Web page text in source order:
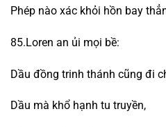
Phép nào xác khỏi hồn bay
85.Loren an ủi mọi bề:
Dầu đồng trinh thánh cũng đi
Dầu mà khổ hạnh tu truyền,